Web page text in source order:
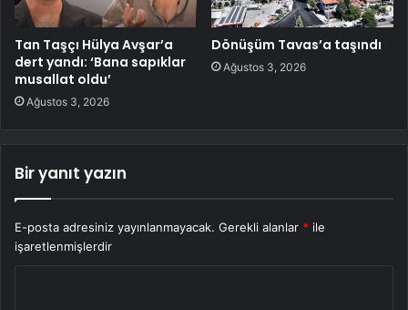
Tan Taşçı Hülya Avşar’a
dert yandı: ‘Bana sapıklar
musallat oldu’
Ağustos 3, 2026
Dönüşüm Tavas’a taşındı
Ağustos 3, 2026
Bir yanıt yazın
E-posta adresiniz yayınlanmayacak. Gerekli alanlar * ile
işaretlenmişlerdir